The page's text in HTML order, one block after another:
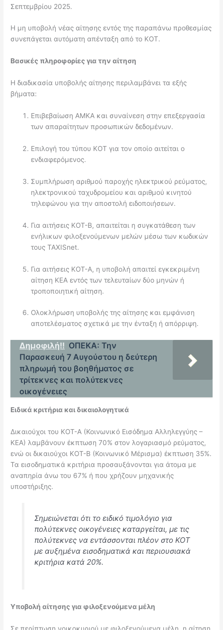
Σεπτεμβρίου 2025.
Η μη υποβολή νέας αίτησης εντός της παραπάνω προθεσμίας
συνεπάγεται αυτόματη απένταξη από το ΚΟΤ.
Βασικές πληροφορίες για την αίτηση
Η διαδικασία υποβολής αίτησης περιλαμβάνει τα εξής
βήματα:
Επιβεβαίωση ΑΜΚΑ και συναίνεση στην επεξεργασία
των απαραίτητων προσωπικών δεδομένων.
Επιλογή του τύπου ΚΟΤ για τον οποίο αιτείται ο
ενδιαφερόμενος.
Συμπλήρωση αριθμού παροχής ηλεκτρικού ρεύματος,
ηλεκτρονικού ταχυδρομείου και αριθμού κινητού
τηλεφώνου για την αποστολή ειδοποιήσεων.
Για αιτήσεις ΚΟΤ-Β, απαιτείται η συγκατάθεση των
ενήλικων φιλοξενούμενων μελών μέσω των κωδικών
τους TAXISnet.
Για αιτήσεις ΚΟΤ-Α, η υποβολή απαιτεί εγκεκριμένη
αίτηση ΚΕΑ εντός των τελευταίων δύο μηνών ή
τροποποιητική αίτηση.
Ολοκλήρωση υποβολής της αίτησης και εμφάνιση
αποτελέσματος σχετικά με την ένταξη ή απόρριψη.
Δημοφιλή!! ΟΠΕΚΑ: Την
Παρασκευή 7 Αυγούστου η δεύτερη
πληρωμή του βοηθήματος σε
τρίτεκνες και πολύτεκνες
οικογένειες
Ειδικά κριτήρια και δικαιολογητικά
Δικαιούχοι του ΚΟΤ-Α (Κοινωνικό Εισόδημα Αλληλεγγύης –
ΚΕΑ) λαμβάνουν έκπτωση 70% στον λογαριασμό ρεύματος,
ενώ οι δικαιούχοι ΚΟΤ-Β (Κοινωνικό Μέρισμα) έκπτωση 35%.
Τα εισοδηματικά κριτήρια προσαυξάνονται για άτομα με
αναπηρία άνω του 67% ή που χρήζουν μηχανικής
υποστήριξης.
Σημειώνεται ότι το ειδικό τιμολόγιο για
πολύτεκνες οικογένειες καταργείται, με τις
πολύτεκνες να εντάσσονται πλέον στο ΚΟΤ
με αυξημένα εισοδηματικά και περιουσιακά
κριτήρια κατά 20%.
Υποβολή αίτησης για φιλοξενούμενα μέλη